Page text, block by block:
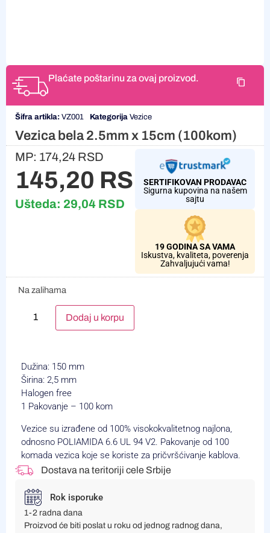
Plaćate poštarinu za ovaj proizvod.
Šifra artikla: VZ001 Kategorija Vezice
Vezica bela 2.5mm x 15cm (100kom)
MP: 174,24 RSD
145,20 RSD
Ušteda: 29,04 RSD
SERTIFIKOVAN PRODAVAC
Sigurna kupovina na našem
sajtu
19 GODINA SA VAMA
Iskustva, kvaliteta, poverenja
Zahvaljujući vama!
Na zalihama
Dodaj u korpu
Dužina: 150 mm
Širina: 2,5 mm
Halogen free
1 Pakovanje – 100 kom
Vezice su izrađene od 100% visokokvalitetnog najlona,
odnosno POLIAMIDA 6.6 UL 94 V2. Pakovanje od 100
komada vezica koje se koriste za pričvršćivanje kablova.
Dostava na teritoriji cele Srbije
Rok isporuke
1-2 radna dana
Proizvod će biti poslat u roku od jednog radnog dana,